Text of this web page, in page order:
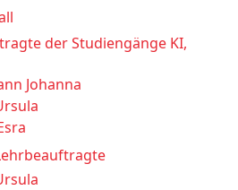
der Studiengänge KI,
Johanna